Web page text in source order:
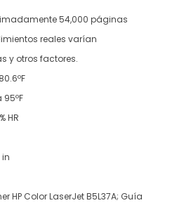
54,000 páginas
reales varían
y otros factores.
HR
in
Color LaserJet B5L37A; Guía